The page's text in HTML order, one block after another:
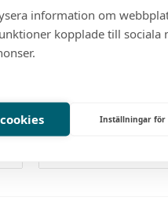
E-pasts:
information om
kopplade till sociala
Inställningar för